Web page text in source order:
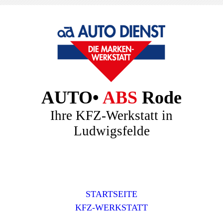
AUTO• ABS Rode
Ihre KFZ-Werkstatt in
Ludwigsfelde
STARTSEITE
KFZ-WERKSTATT